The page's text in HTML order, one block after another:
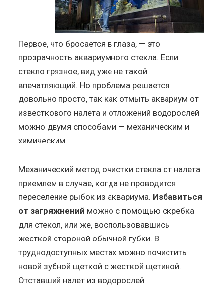
Первое, что бросается в глаза, — это
прозрачность аквариумного стекла. Если
стекло грязное, вид уже не такой
впечатляющий. Но проблема решается
довольно просто, так как отмыть аквариум от
известкового налета и отложений водорослей
можно двумя способами — механическим и
химическим.
Механический метод очистки стекла от налета
приемлем в случае, когда не проводится
переселение рыбок из аквариума. Избавиться
от загряжнений можно с помощью скребка
для стекол, или же, воспользовавшись
жесткой стороной обычной губки. В
труднодоступных местах можно почистить
новой зубной щеткой с жесткой щетиной.
Отставший налет из водорослей